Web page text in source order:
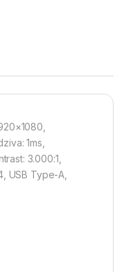
1ms,
3.000:1,
USB Type-A,